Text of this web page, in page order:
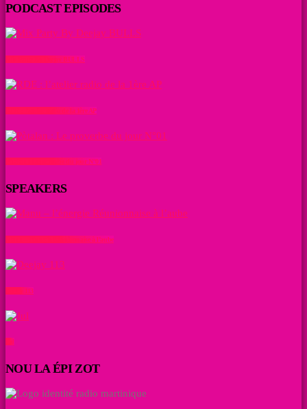
PODCAST EPISODES
Mix Party By Deejay BULLS
RDE : l’atelier radio de la 1ère AP
Pòtalan : Le proverbe du jour N°01
SPEAKERS
Manu – l’énergie Réunionnaise à l’aube
Deejay 113
Jul
NOU LA ÉPI ZOT